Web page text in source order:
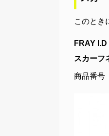
このとき
FRAY
スカーフ
商品番